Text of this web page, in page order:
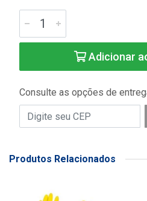
Adicionar
Consulte as opções de
Produtos Relacionados